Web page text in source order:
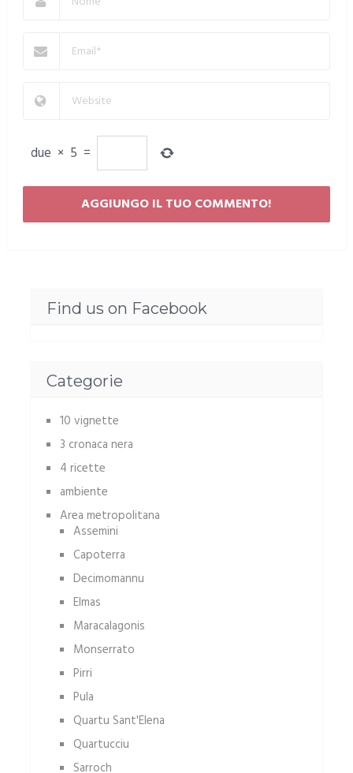
due × 5 =
Find us on Facebook
Categorie
10 vignette
3 cronaca nera
4 ricette
ambiente
Area metropolitana
Assemini
Capoterra
Decimomannu
Elmas
Maracalagonis
Monserrato
Pirri
Pula
Quartu Sant'Elena
Quartucciu
Sarroch